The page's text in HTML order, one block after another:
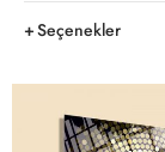
Seçenekler